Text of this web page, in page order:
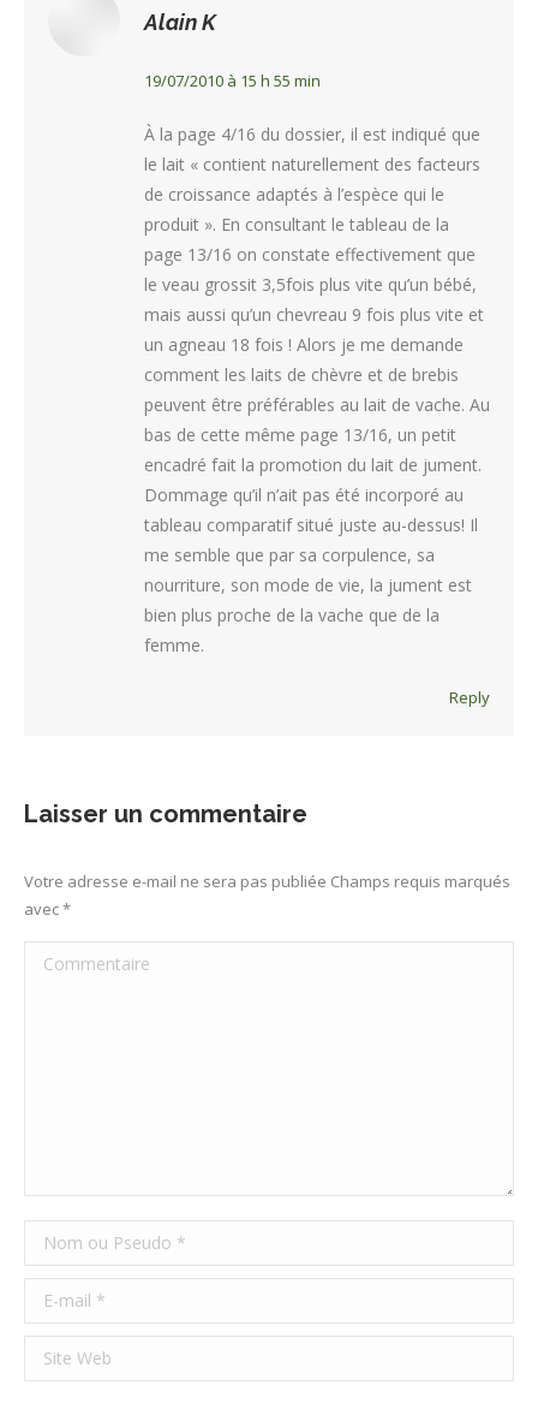
Alain K
19/07/2010 à 15 h 55 min
À la page 4/16 du dossier, il est indiqué que
le lait « contient naturellement des facteurs
de croissance adaptés à l’espèce qui le
produit ». En consultant le tableau de la
page 13/16 on constate effectivement que
le veau grossit 3,5fois plus vite qu’un bébé,
mais aussi qu’un chevreau 9 fois plus vite et
un agneau 18 fois ! Alors je me demande
comment les laits de chèvre et de brebis
peuvent être préférables au lait de vache. Au
bas de cette même page 13/16, un petit
encadré fait la promotion du lait de jument.
Dommage qu’il n’ait pas été incorporé au
tableau comparatif situé juste au-dessus! Il
me semble que par sa corpulence, sa
nourriture, son mode de vie, la jument est
bien plus proche de la vache que de la
femme.
Reply
Laisser un commentaire
Votre adresse e-mail ne sera pas publiée Champs requis marqués
avec*
Commentaire
Nom *
E-mail *
Site Web